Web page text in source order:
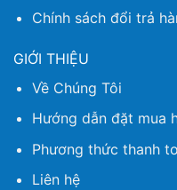
Chính sách đổi trả
GIỚI THIỆU
Về Chúng Tôi
Hướng dẫn đặt mua
Phương thức thanh
Liên hệ